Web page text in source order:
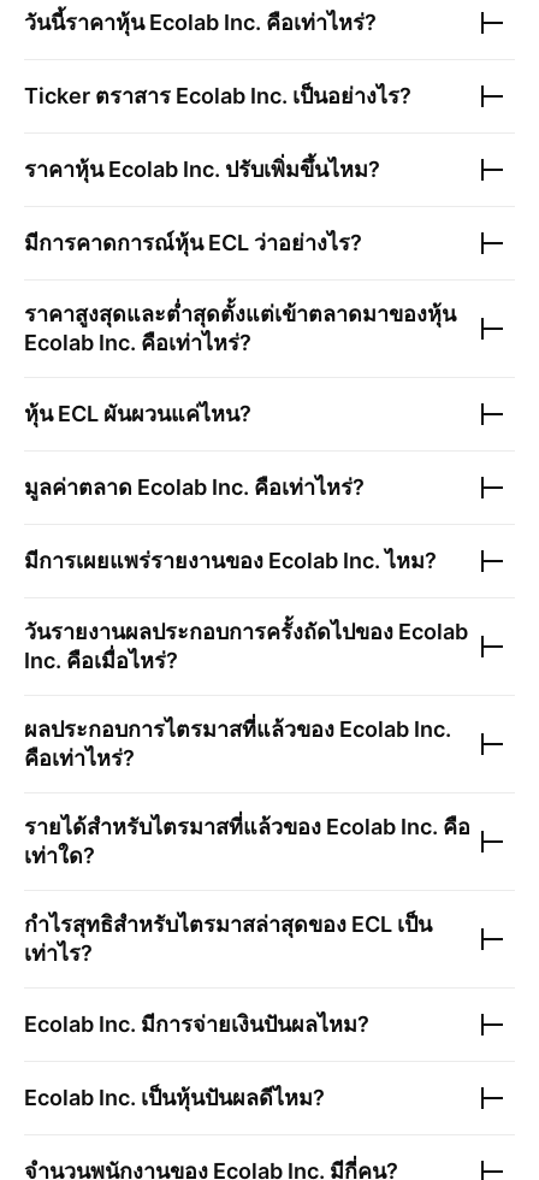
วันนี้ราคาหุ้นEcolab Inc. คือเท่าไหร่?
Ticker ตราสาร Ecolab Inc. เป็นอย่างไร?
ราคาหุ้นEcolab Inc. ปรับเพิ่มขึ้นไหม?
มีการคาดการณ์หุ้นECLว่าอย่างไร?
ราคาสูงสุดและต่ำสุดตั้งแต่เข้าตลาดมาของหุ้น
Ecolab Inc. คือเท่าไหร่?
หุ้นECL ผันผวนแค่ไหน?
มูลค่าตลาด Ecolab Inc. คือเท่าไหร่?
มีการเผยแพร่รายงานของ Ecolab Inc.ไหม?
วันรายงานผลประกอบการครั้งถัดไปของ Ecolab
Inc. คือเมื่อไหร่?
ผลประกอบการไตรมาสที่แล้วของ Ecolab Inc.
คือเท่าไหร่?
รายได้สำหรับไตรมาสที่แล้วของ Ecolab Inc. คือ
เท่าใด?
กำไรสุทธิสำหรับไตรมาสล่าสุดของ ECL เป็น
เท่าไร?
Ecolab Inc. มีการจ่ายเงินปันผลไหม?
Ecolab Inc. เป็นหุ้นปันผลดีไหม?
จำนวนพนักงานของ Ecolab Inc. มีกี่คน?